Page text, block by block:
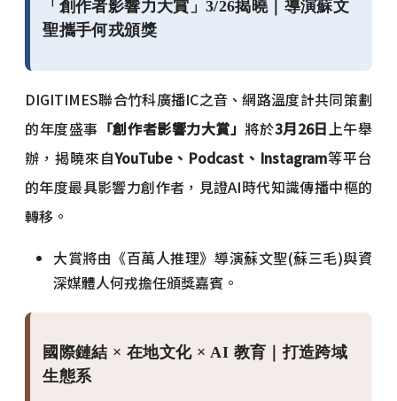
「創作者影響力大賞」3/26揭曉｜導演蘇文
聖攜手何戎頒獎
DIGITIMES聯合竹科廣播IC之音、網路溫度計共同策劃
的年度盛事 「創作者影響力大賞」 將於3月26日 上午舉
辦，揭曉來自YouTube、Podcast、Instagram等平台
的年度最具影響力創作者，見證AI時代知識傳播中樞的
轉移。
大賞將由《百萬人推理》導演蘇文聖(蘇三毛)與資
深媒體人何戎擔任頒獎嘉賓。
國際鏈結 × 在地文化 × AI 教育｜打造跨域
生態系